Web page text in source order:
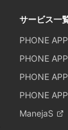
サービス一
PHONE
PHONE
PHONE
PHONE
ManejaS